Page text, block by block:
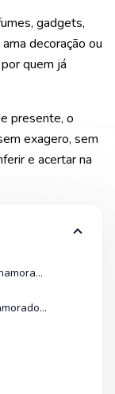
gadgets,
decoração ou
quem já
presente, o
exagero, sem
e acertar na
Como escolher o presente ideal para os namorados?
O que dar de presente para o Dia dos Namorados?